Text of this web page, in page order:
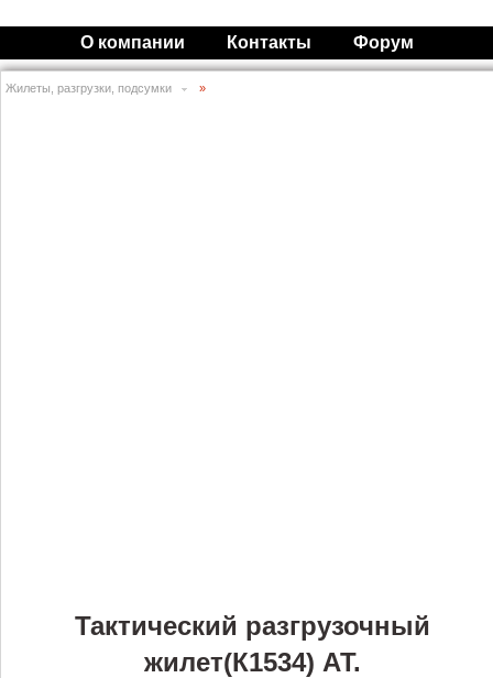
О компании Контакты Форум
Жилеты, разгрузки, подсумки »
Тактический разгрузочный
жилет(К1534) АТ.